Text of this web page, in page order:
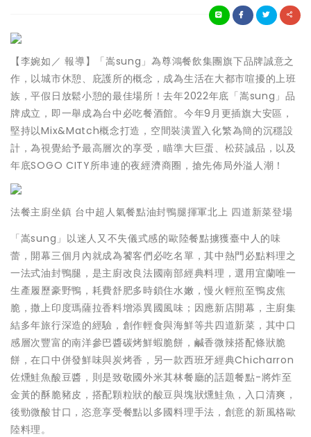
【李婉如／ 報導】「嵩sung」為尊鴻餐飲集團旗下品牌誠意之
作，以城市休憩、庇護所的概念，成為生活在大都市喧擾的上班
族，平假日放鬆小憩的最佳場所！去年2022年底「嵩sung」品
牌成立，即一舉成為台中必吃餐酒館。今年9月更插旗大安區，
堅持以Mix&Match概念打造，空間裝潢置入化繁為簡的沉穩設
計，為視覺給予最高層次的享受，瞄準大巨蛋、松菸誠品，以及
年底SOGO CITY所串連的夜經濟商圈，搶先佈局外溢人潮！
法餐主廚坐鎮 台中超人氣餐點油封鴨腿揮軍北上 四道新菜登場
「嵩sung」以迷人又不失儀式感的歐陸餐點擄獲臺中人的味
蕾，開幕三個月內就成為饕客們必吃名單，其中熱門必點料理之
一法式油封鴨腿，是主廚改良法國南部經典料理，選用宜蘭唯一
生產履歷豪野鴨，耗費舒肥多時鎖住水嫩，慢火輕煎至鴨皮焦
脆，撒上印度瑪薩拉香料增添異國風味；因應新店開幕，主廚集
結多年旅行深造的經驗，創作輕食與海鮮等共四道新菜，其中口
感層次豐富的南洋參巴醬碳烤鮮蝦脆餅，鹹香微辣搭配條狀脆
餅，在口中併發鮮味與炭烤香，另一款西班牙經典Chicharron
佐燻鮭魚酸豆醬，則是致敬國外米其林餐廳的話題餐點-將炸至
金黃的酥脆豬皮，搭配顆粒狀的酸豆與塊狀燻鮭魚，入口清爽，
後勁微酸甘口，恣意享受餐點以多國料理手法，創意的新風格歐
陸料理。